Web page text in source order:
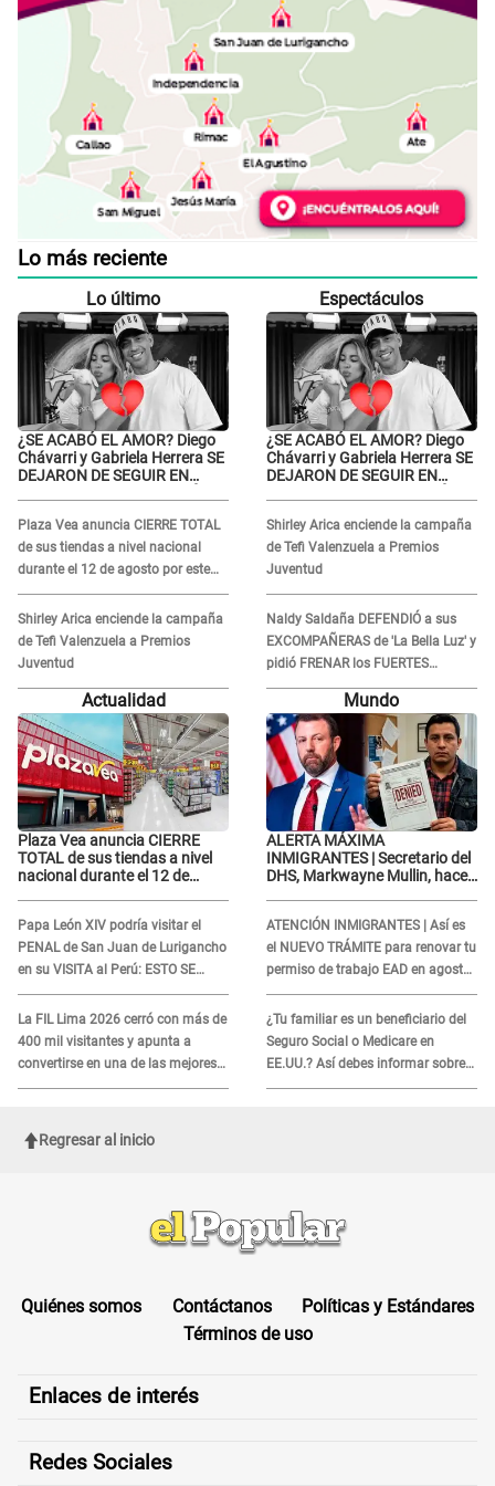
Lo más reciente
Lo último
¿SE ACABÓ EL AMOR? Diego
Chávarri y Gabriela Herrera SE
DEJARON DE SEGUIR EN
Plaza Vea anuncia CIERRE TOTAL
de sus tiendas a nivel nacional
durante el 12 de agosto por este
MOTIVO
Shirley Arica enciende la campaña
de Tefi Valenzuela a Premios
Juventud
Espectáculos
¿SE ACABÓ EL AMOR? Diego
Chávarri y Gabriela Herrera SE
DEJARON DE SEGUIR EN
Shirley Arica enciende la campaña
de Tefi Valenzuela a Premios
Juventud
Naldy Saldaña DEFENDIÓ a sus
EXCOMPAÑERAS de 'La Bella Luz' y
pidió FRENAR los FUERTES
ATAQUES en redes: “Aquí el único
Actualidad
Plaza Vea anuncia CIERRE
TOTAL de sus tiendas a nivel
nacional durante el 12 de
Papa León XIV podría visitar el
PENAL de San Juan de Lurigancho
en su VISITA al Perú: ESTO SE
SABE
La FIL Lima 2026 cerró con más de
400 mil visitantes y apunta a
convertirse en una de las mejores
ferias de Latinoamérica
Mundo
ALERTA MÁXIMA
INMIGRANTES | Secretario del
DHS, Markwayne Mullin, hace
ATENCIÓN INMIGRANTES | Así es
el NUEVO TRÁMITE para renovar tu
permiso de trabajo EAD en agosto
del 2026
¿Tu familiar es un beneficiario del
Seguro Social o Medicare en
EE.UU.? Así debes informar sobre
su muerte para EVITAR COBROS
Regresar al inicio
Quiénes somos Contáctanos
Políticas y Estándares
Términos de uso
Enlaces de interés
Redes Sociales